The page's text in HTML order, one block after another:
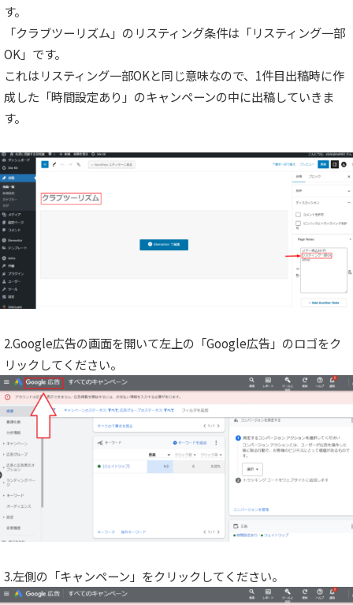
す。
「クラブツーリズム」のリスティング条件は「リスティング一部
OK」です。
これはリスティング一部OKと同じ意味なので、1件目出稿時に作
成した「時間設定あり」のキャンペーンの中に出稿していきま
す。
2.Google広告の画面を開いて左上の「Google広告」のロゴをク
リックしてください。
3.左側の「キャンペーン」をクリックしてください。